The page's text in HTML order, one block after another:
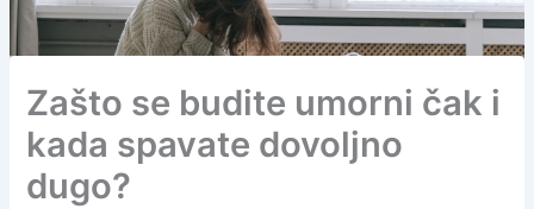
Zašto se budite umorni čak i
kada spavate dovoljno
dugo?